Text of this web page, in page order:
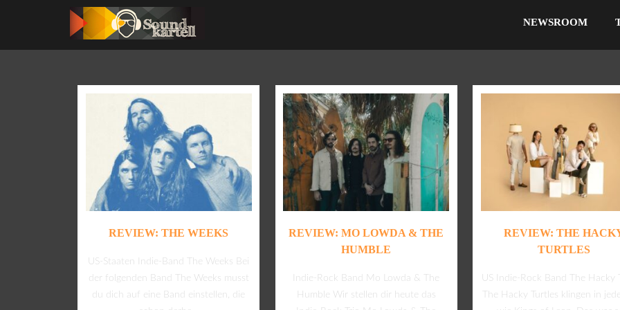
NEWSROOM
REVIEW: THE WEEKS
US-Staaten Indie-Band The Weeks Bei
der folgenden Band The Weeks musst
du dich auf eine Band einstellen, die
REVIEW: MO LOWDA & THE
HUMBLE
Indie-Rock Band Mo Lowda & The
Humble Wir stellen dir heute das
REVIEW: THE
TURTLES
US Indie-Rock Band The Hacky
The Hacky Turtles klingen in